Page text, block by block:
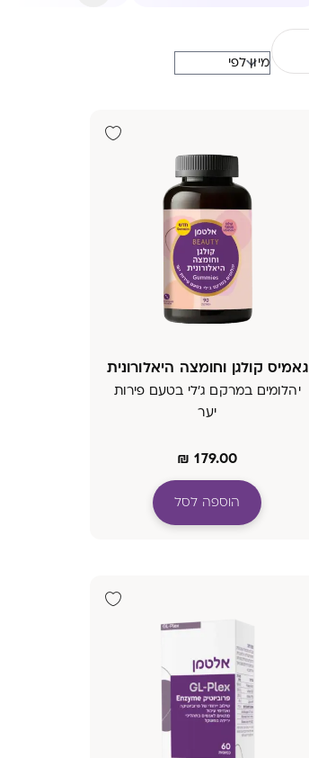
גאמיס קולגן וחומצה היאלורונית
יהלומים במרקם ג'לי בטעם פירות
יער
₪ 179.00
הוספה לסל